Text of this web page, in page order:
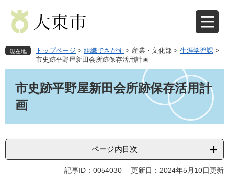
先
で
を
ば
へ
現在地 トップページ > 組織でさがす > 産業・文化部 > 生涯学習課 >
市史跡平野屋新田会所跡保存活用計画
市史跡平野屋新田会所跡保存活用計
画
ページ内目次
記事ID：0054030 更新日：2024年5月10日更新